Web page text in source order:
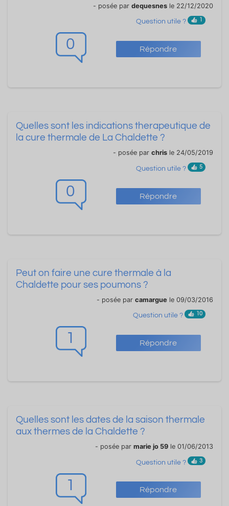
0 Répondre
- posée par dequesnes le 22/12/2020
Question utile ?
0 Répondre
Quelles sont les indications therapeutique de
la cure thermale de La Chaldette ?
- posée par chris le 24/05/2019
Question utile ? 5
1 Répondre
Peut on faire une cure thermale à la
Chaldette pour ses poumons ?
- posée par camargue le 09/03/2016
Question utile ? 10
1 Répondre
Quelles sont les dates de la saison thermale
aux thermes de la Chaldette ?
- posée par marie jo 59 le 01/06/2013
Question utile ? 3